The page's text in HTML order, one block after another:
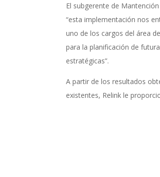
El subgerente de
“esta implementación nos
uno de los cargos del área
para la planificación de
estratégicas”.
A partir de los resultados
existentes, Relink le